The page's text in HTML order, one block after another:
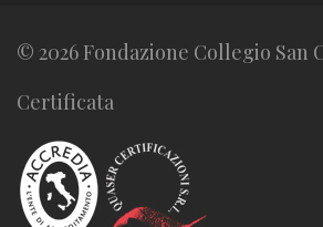
© 2026 Fondazione Collegio San
Certificata